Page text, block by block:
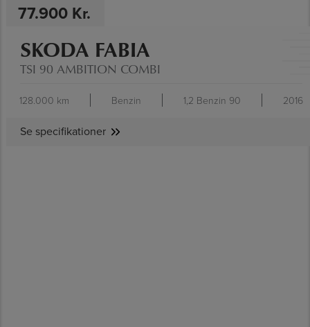
77.900 Kr.
SKODA FABIA
TSI 90 AMBITION COMBI
128.000 km Benzin 1,2 Benzin 90 2016
Se specifikationer